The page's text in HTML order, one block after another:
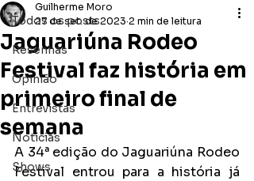
Todos os posts
Resenhas
Opinião
Entrevistas
Notícias
Shows
Jaguariúna Rodeo
Festival faz história em
primeiro final de
semana
Guilherme Moro
27 de set. de 2023 2 min de leitura
A 34ª edição do Jaguariúna Rodeo
Festival entrou para a história já